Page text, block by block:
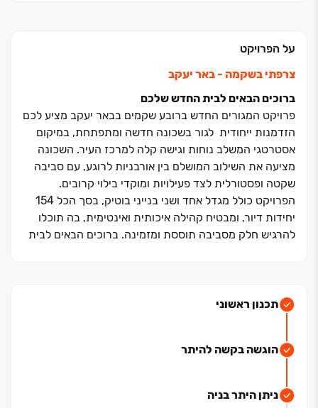
על הפרויקט
צרפתי בשקמה - באר יעקב
ברוכים הבאים לבית החדש שלכם
פרויקט המגורים החדש ברובע שקמים בבאר יעקב מציע לכם
הזדמנות ייחודית לגור בשכונה חדשה ומתפתחת, במיקום
אסטרטגי המשלב נוחות וגישה קלה למרכז העיר. השכונה
מציעה את השילוב המושלם בין אורבניות לרוגע, עם סביבה
שקטה ופסטורלית לצד פעילויות ומוקדי בילוי קרובים.
הפרויקט כולל מגדל אחד ושני בנייני בוטיק, בסך הכל ‏154
יחידות דיור, ומבטיח קהילה איכותית ואינטימית, בה תוכלו
להרגיש חלק מסביבה תוססת ומזמינה. ברוכים הבאים לבית
שמים את הלב באיכות החיים
חיי עיר לפרברים, עם גישה נוחה לתל אביב, ראשון לציון
שירותים קהילתיים, מוסדות חינוך איכותיים, פארקים ירוקים
ומרכזי קניות ובילוי. העיר מתאפיינת בקהילה חזקה ותחושת
תכנון ראשוני
הוגשה בקשה להיתר
ניתן היתר בניה